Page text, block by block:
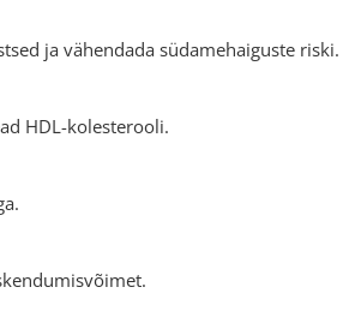
ja vähendada südamehaiguste riski.
HDL-kolesterooli.